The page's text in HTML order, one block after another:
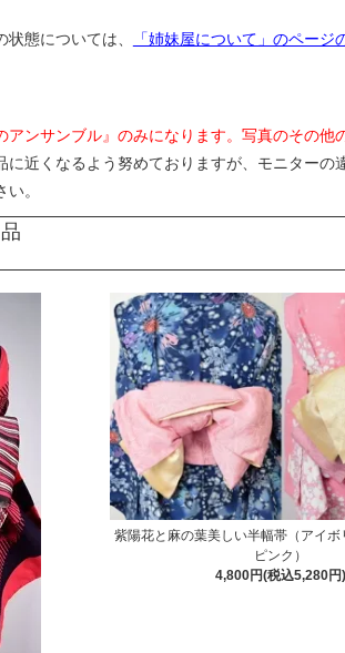
態については、
「姉妹屋について」のページ
ンサンブル』のみになります。写真のその他
に近くなるよう努めておりますが、モニター
。
紫陽花と麻の葉美しい半幅帯（アイボ
ピンク）
4,800円(税込5,280円)